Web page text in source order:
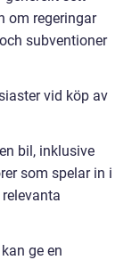
om regeringar
subventioner
vid köp av
bil, inklusive
som spelar in i
ge en